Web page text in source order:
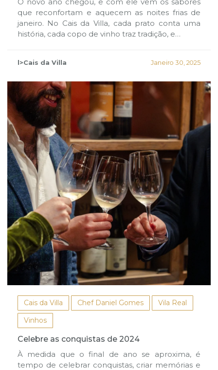
que reconfortam e aquecem as noites frias de
janeiro. No Cais da Villa, cada prato conta uma
história, cada copo de vinho traz tradição, e…
l>Cais da Villa Janeiro 30, 2025
Cais da Villa Chef Daniel Gomes
Vila Real
Vinhos
Celebre as conquistas de 2024
À medida que o final de ano se aproxima, é
tempo de celebrar conquistas, criar memórias e